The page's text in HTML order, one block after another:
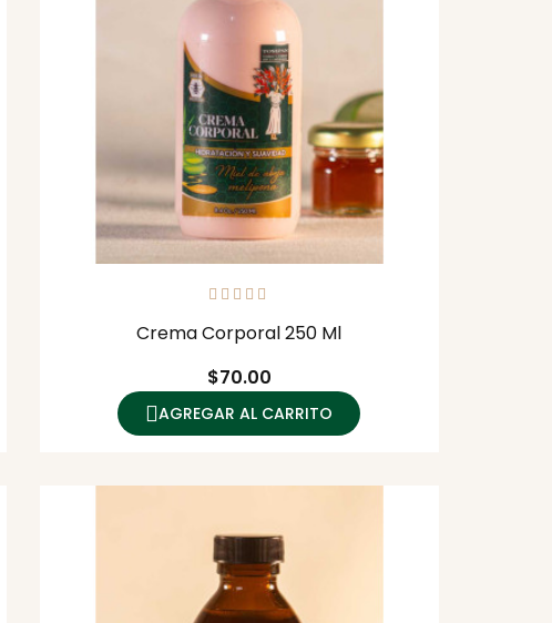
Crema Corporal 250 Ml
Precio
$70.00
AGREGAR AL CARRITO